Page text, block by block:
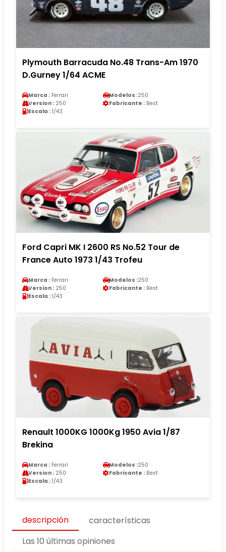
Plymouth Barracuda No.48 Trans-Am 1970
D.Gurney 1/64 ACME
Marca : Ferrari Modelos :250
Version : 250 Fabricante : Best
Escala : 1/43
Ford Capri MK I 2600 RS No.52 Tour de
France Auto 1973 1/43 Trofeu
Marca : Ferrari Modelos :250
Version : 250 Fabricante : Best
Escala : 1/43
Renault 1000KG 1000Kg 1950 Avia 1/87
Brekina
Marca : Ferrari Modelos :250
Version : 250 Fabricante : Best
Escala : 1/43
descripción
características
Las 10 últimas opiniones